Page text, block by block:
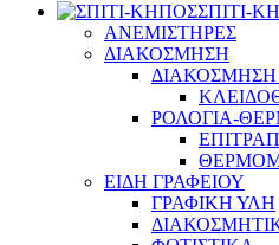
ΣΠΙΤΙ-
ΑΝΕΜΙΣΤΗΡΕΣ
ΔΙΑΚΟΣΜΗΣΗ
ΡΟΛΟΓΙΑ-
ΕΙΔΗ ΓΡΑΦΕΙΟΥ
ΓΡΑΦΙΚΗ ΥΛΗ